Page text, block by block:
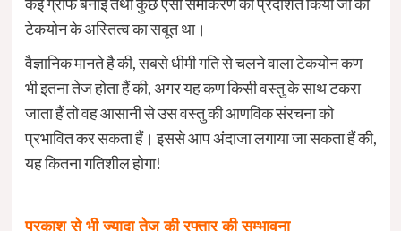
टेकयोन के अस्तित्व का सबूत था।
वैज्ञानिक मानते है की, सबसे धीमी गति से चलने वाला टेकयोन कण
भी इतना तेज होता हैं की, अगर यह कण किसी वस्तु के साथ टकरा
जाता हैं तो वह आसानी से उस वस्तु की आणविक संरचना को
प्रभावित कर सकता हैं। इससे आप अंदाजा लगाया जा सकता हैं की,
यह कितना गतिशील होगा!
प्रकाश से भी ज्यादा तेज की रफ्तार की सम्भावना